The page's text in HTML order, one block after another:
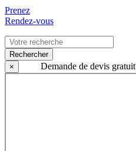
Prenez
Rendez-vous
Rechercher
×
Demande de devis gratuit